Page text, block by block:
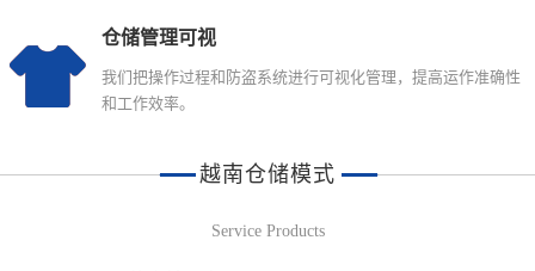
仓储管理可视
我们把操作过程和防盗系统进行可视化管理，提高运作准确性
和工作效率。
越南仓储模式
Service Products